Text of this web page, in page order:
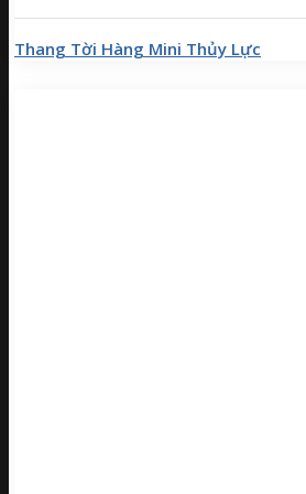
Thang Tời Hàng Mini Thủy Lực